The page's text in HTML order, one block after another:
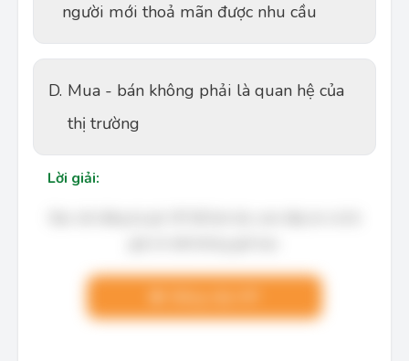
người mới thoả mãn được nhu cầu
D. Mua - bán không phải là quan hệ của
thị trường
Lời giải: